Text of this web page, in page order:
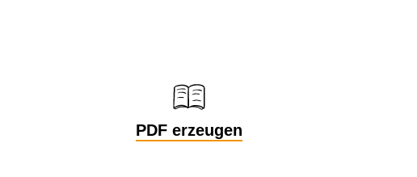
PDF erzeugen